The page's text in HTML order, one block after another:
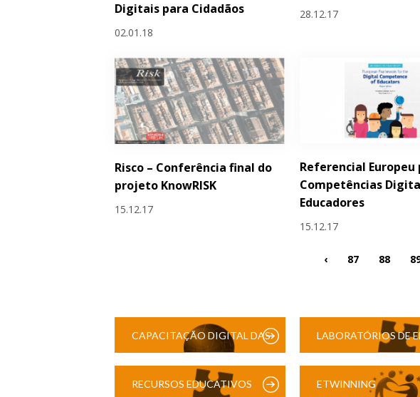
Digitais para Cidadãos
02.01.18
28.12.17
Risco – Conferência final do
projeto KnowRISK
15.12.17
Referencial Europeu
Competências
Educadores
15.12.17
‹ 87 88
CAPACITAÇÃO DIGITAL DAS LABORATÓRIOS DE
RECURSOS EDUCATIVOS ETWINNING